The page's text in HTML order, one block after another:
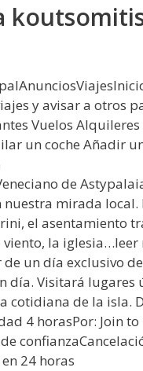
y avisar a otros
Vuelos
un coche Añadir
de
mirada
el asentamiento
la iglesia…leer
un día exclusivo
día. Visitará lugares
cotidiana de la
4 horasPor: Join
24 horas